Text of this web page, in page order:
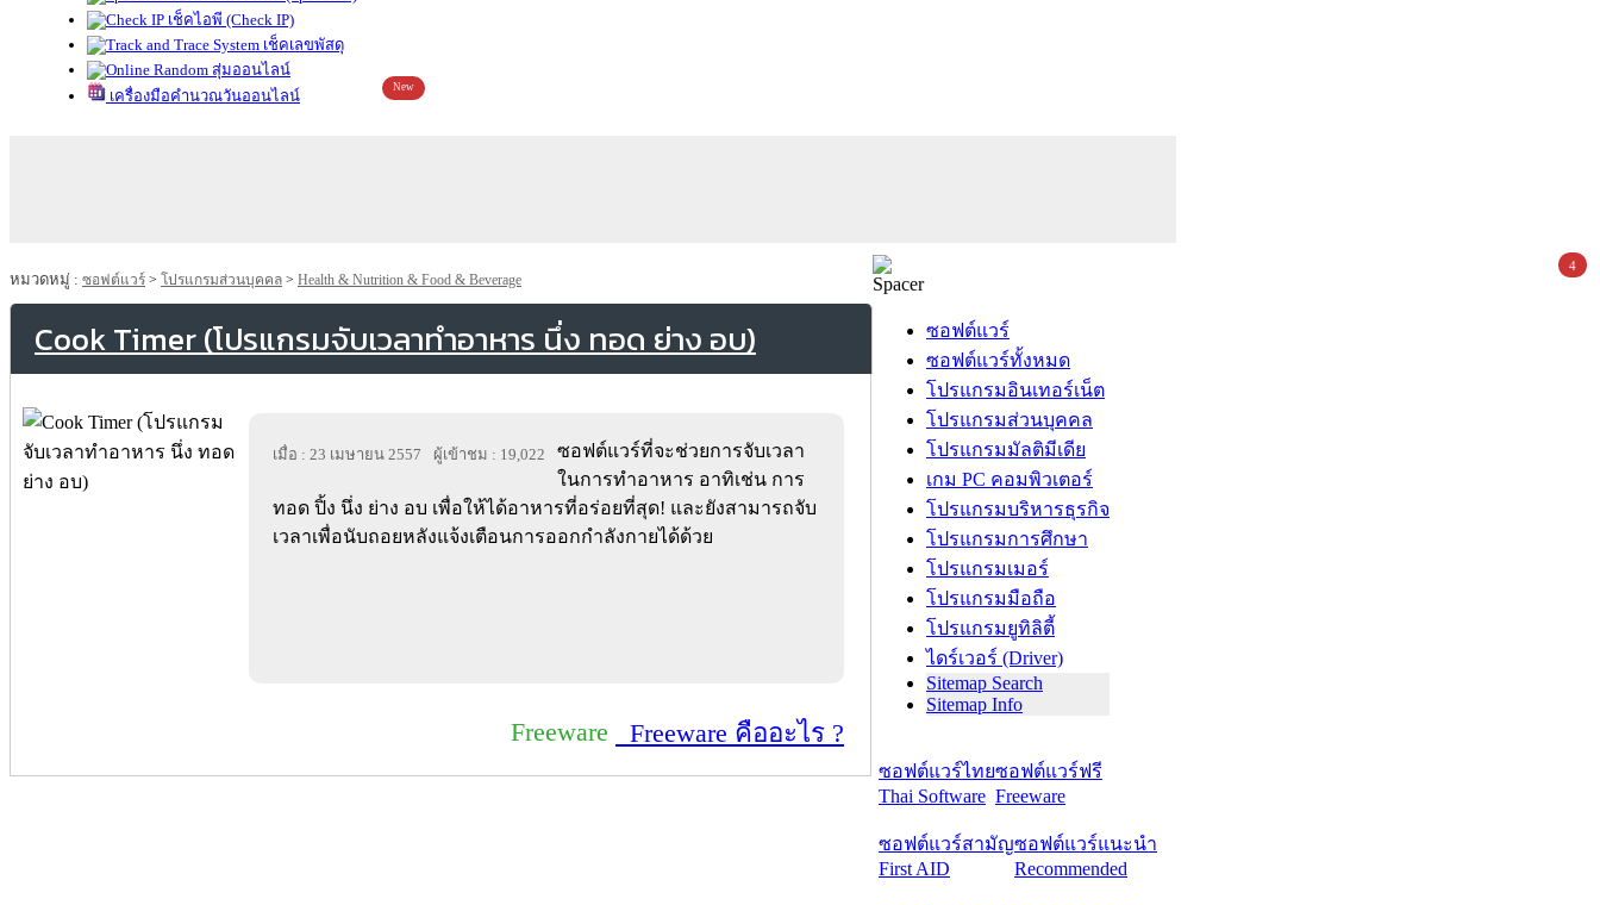
เช็คไอพี (Check IP)
เช็คเลขพัสดุ
สุ่มออนไลน์
เครื่องมือคำนวณวันออนไลน์
New
หมวดหมู่ : ซอฟต์แวร์ > โปรแกรมส่วนบุคคล > Health & Nutrition & Food & Beverage
Cook Timer (โปรแกรมจับเวลาทำอาหาร นึ่ง ทอด ย่าง อบ)
เมื่อ : 23 เมษายน 2557 ผู้เข้าชม : 19,022
ซอฟต์แวร์ที่จะช่วยการจับเวลา
ในการทำอาหาร อาทิเช่น การ
ทอด ปิ้ง นึ่ง ย่าง อบ เพื่อให้ได้อาหารที่อร่อยที่สุด! และยังสามารถจับ
เวลาเพื่อนับถอยหลังแจ้งเตือนการออกกำลังกายได้ด้วย
Freeware Freeware คืออะไร ?
ซอฟต์แวร์
ซอฟต์แวร์ทั้งหมด
โปรแกรมอินเทอร์เน็ต
โปรแกรมส่วนบุคคล
โปรแกรมมัลติมีเดีย
เกม PC คอมพิวเตอร์
โปรแกรมบริหารธุรกิจ
โปรแกรมการศึกษา
โปรแกรมเมอร์
โปรแกรมมือถือ
โปรแกรมยูทิลิตี้
ไดร์เวอร์ (Driver)
Sitemap Search
Sitemap Info
ซอฟต์แวร์ไทย
Thai Software
ซอฟต์แวร์ฟรี
Freeware
ซอฟต์แวร์สามัญ
First AID
ซอฟต์แวร์แนะนำ
Recommended
4